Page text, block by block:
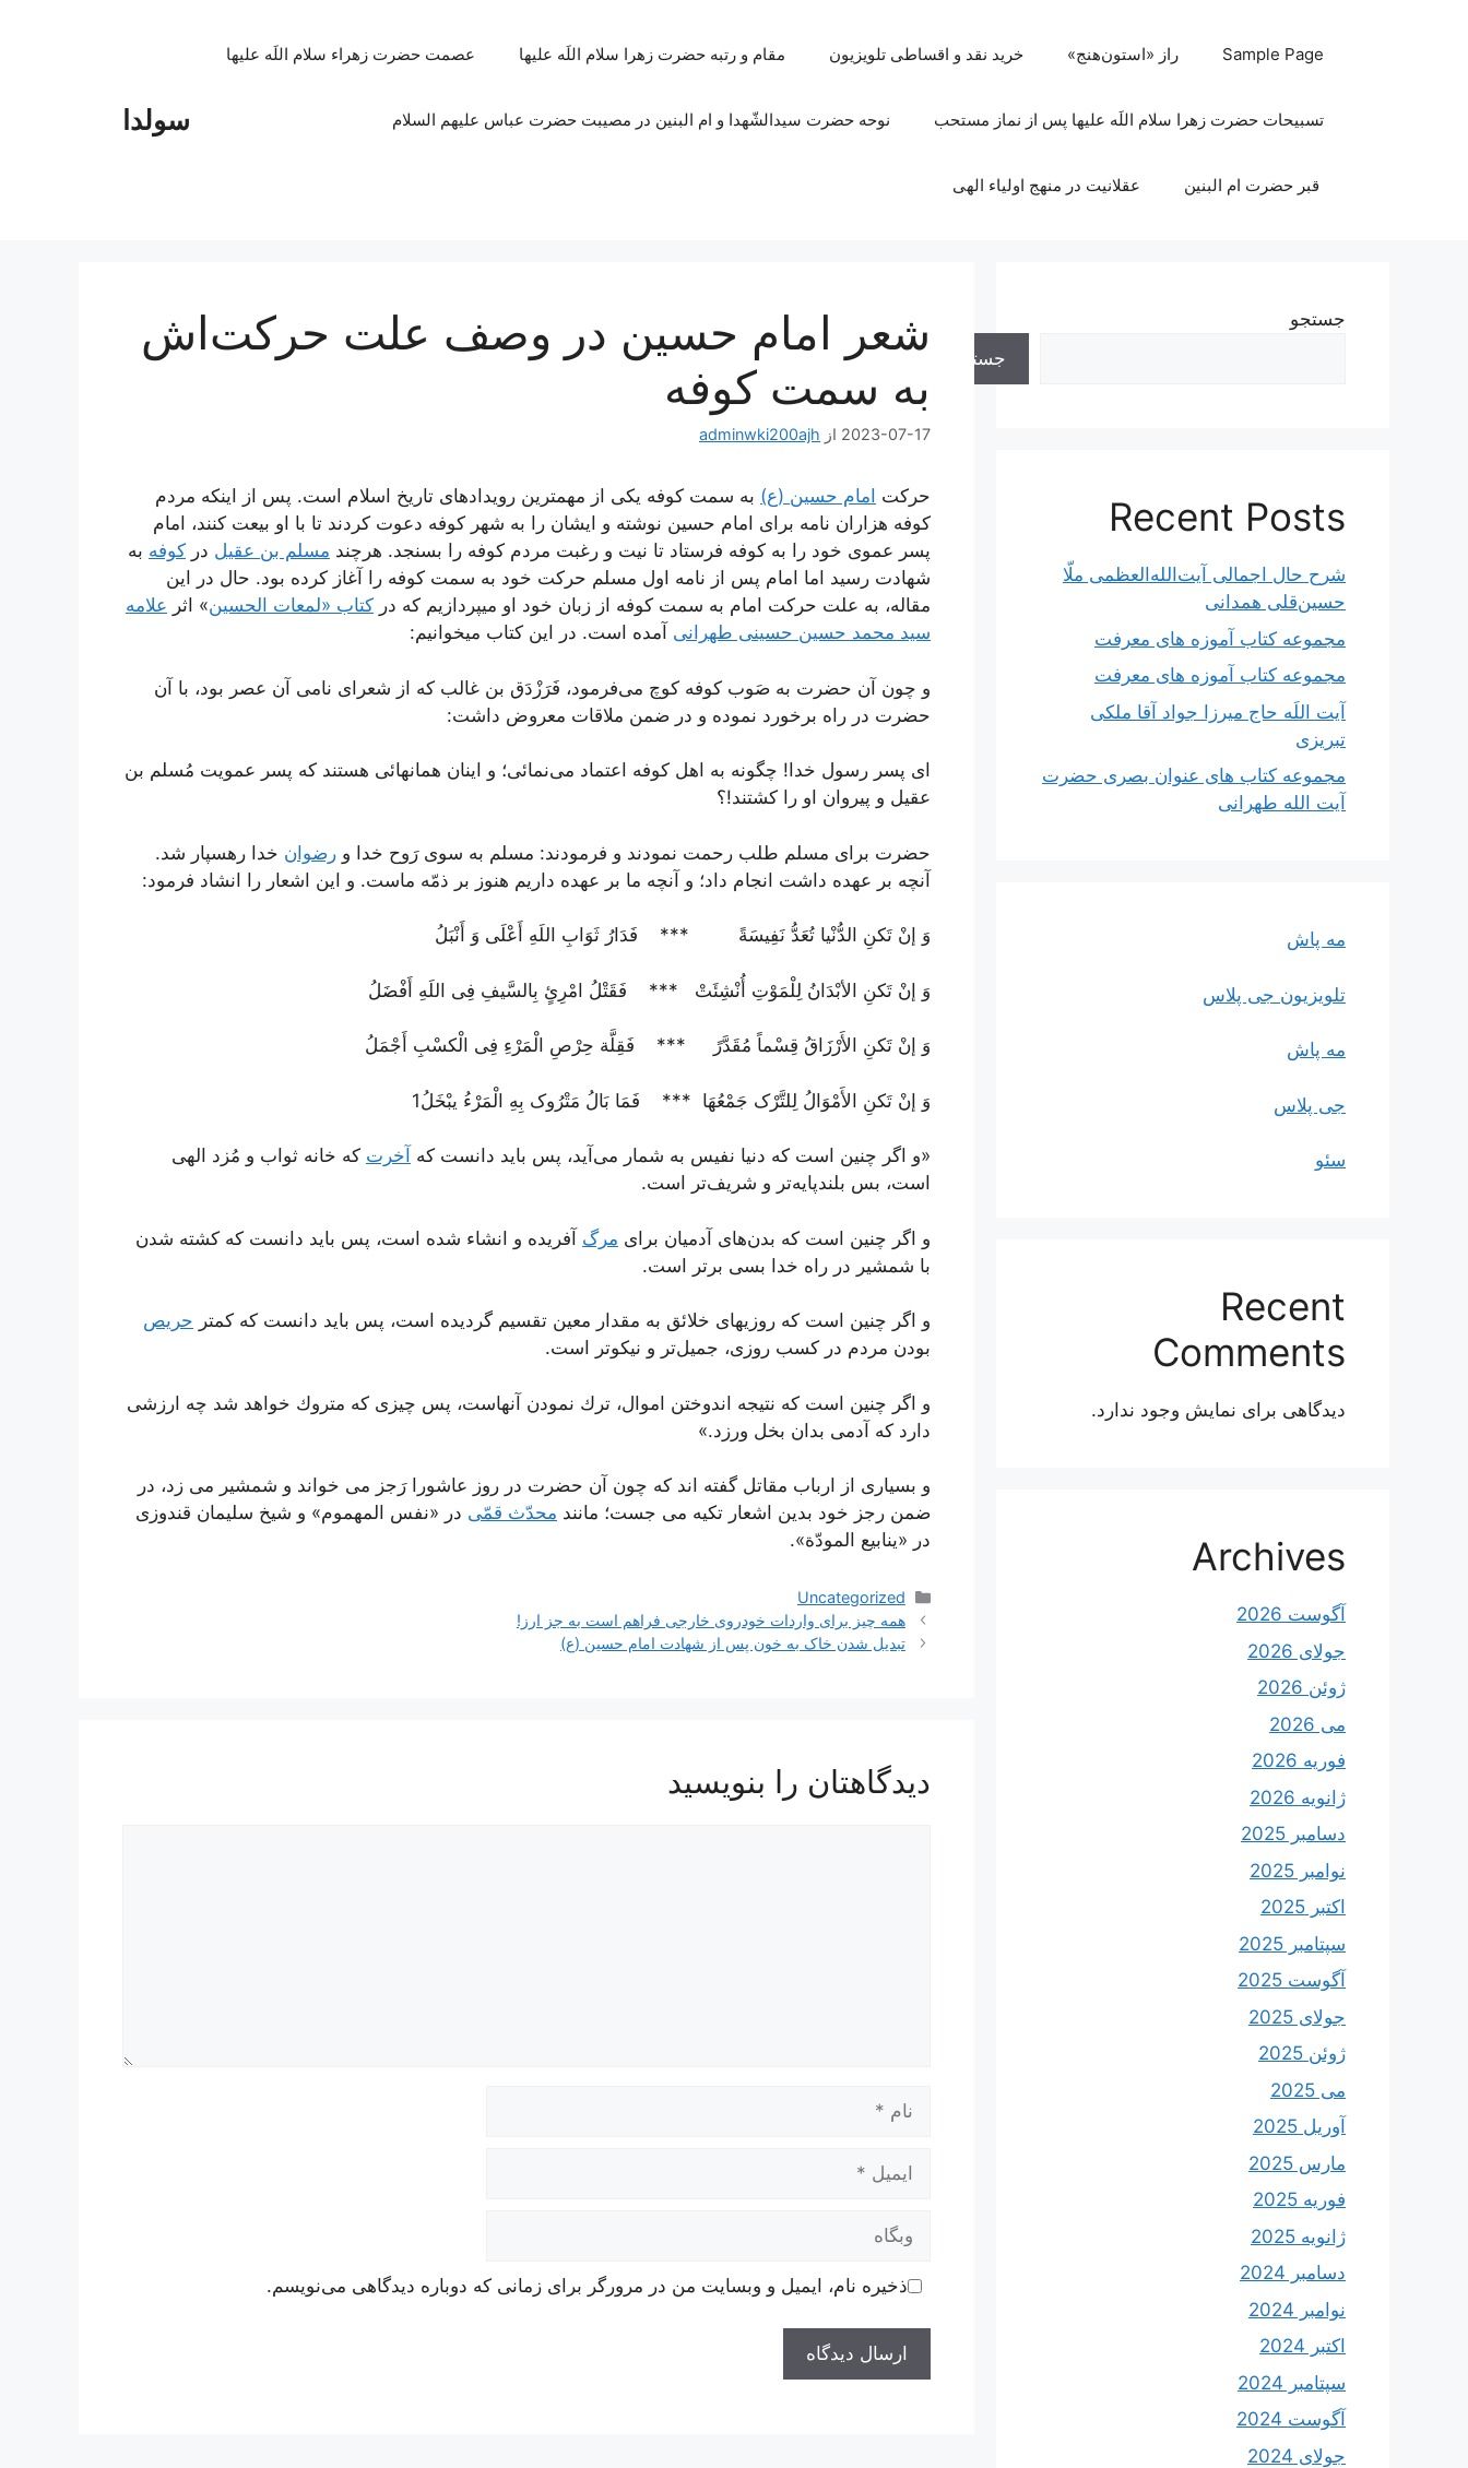
سولدا
Sample Page راز «استون‌هنج» خرید نقد و اقساطی تلویزیون مقام و رتبه حضرت زهرا سلام اللَه علیها عصمت حضرت زهراء سلام اللَه علیها
تسبیحات حضرت زهرا سلام اللَه علیها پس از نماز مستحب نوحه حضرت سیدالشّهدا و ام البنین در مصیبت حضرت عباس علیهم السلام
قبر حضرت ام البنین عقلانیت در منهج اولیاء الهی
شعر امام حسین در وصف علت حرکت‌اش
به سمت کوفه
2023-07-17 از adminwki200ajh
حرکت امام حسین (ع) به سمت کوفه یکی از مهمترین رویدادهای تاریخ اسلام است. پس از اینکه مردم
کوفه هزاران نامه برای امام حسین نوشته و ایشان را به شهر کوفه دعوت کردند تا با او بیعت کنند، امام
پسر عموی خود را به کوفه فرستاد تا نیت و رغبت مردم کوفه را بسنجد. هرچند مسلم بن عقیل در کوفه به
شهادت رسید اما امام پس از نامه اول مسلم حرکت خود به سمت کوفه را آغاز کرده بود. حال در این
مقاله، به علت حرکت امام به سمت کوفه از زبان خود او میپردازیم که در کتاب «لمعات الحسین» اثر علامه
سید محمد حسین حسینی طهرانی آمده است. در این کتاب میخوانیم:
و چون آن حضرت به صَوب كوفه كوچ مى‌فرمود، فَرَزْدَق بن غالب كه از شعراى نامى آن عصر بود، با آن
حضرت در راه برخورد نموده و در ضمن ملاقات معروض داشت:
اى پسر رسول خدا! چگونه به اهل كوفه اعتماد مى‌نمائى؛ و اینان همانهائى هستند كه پسر عمویت مُسلم بن
عقیل و پیروان او را كشتند!؟
حضرت براى مسلم طلب رحمت نمودند و فرمودند: مسلم به سوى رَوح خدا و رضوان خدا رهسپار شد.
آنچه بر عهده داشت انجام داد؛ و آنچه ما بر عهده داریم هنوز بر ذمّه ماست. و این اشعار را انشاد فرمود:
وَ إنْ تَکنِ الدُّنْیا تُعَدُّ نَفِیسَةً *** فَدَارُ ثَوَابِ اللَهِ أَعْلَى وَ أَنْبَلُ‌
وَ إنْ تَکنِ الأبْدَانُ لِلْمَوْتِ أُنْشِئَتْ‌ *** فَقَتْلُ امْرِئٍ بِالسَّیفِ فِى اللَهِ أَفْضَلُ‌
وَ إنْ تَکنِ الأَرْزَاقُ قِسْماً مُقَدَّرً *** فَقِلَّة حِرْصِ الْمَرْءِ فِى الْکسْبِ أَجْمَلُ‌
وَ إنْ تَکنِ الأَمْوَالُ لِلتَّرْک جَمْعُهَا *** فَمَا بَالُ مَتْرُوک بِهِ الْمَرْءُ یبْخَلُ‌1
«و اگر چنین است كه دنیا نفیس به شمار مى‌آید، پس باید دانست كه آخرت كه خانه ثواب و مُزد الهى
است، بس بلندپایه‌تر و شریف‌تر است.
و اگر چنین است كه بدن‌هاى آدمیان براى مرگ آفریده و انشاء شده است، پس باید دانست كه كشته شدن
با شمشیر در راه خدا بسى برتر است.
و اگر چنین است كه روزیهاى خلائق به مقدار معین تقسیم گردیده است، پس باید دانست كه كمتر حریص
بودن مردم در كسب روزى، جمیل‌تر و نیكوتر است.
و اگر چنین است كه نتیجه اندوختن اموال، ترك نمودن آنهاست، پس چیزى كه متروك خواهد شد چه ارزشى
دارد كه آدمى بدان بخل ورزد.»
و بسیارى از ارباب مقاتل گفته اند كه چون آن حضرت در روز عاشورا رَجز مى خواند و شمشیر مى زد، در
ضمن رجز خود بدین اشعار تكیه مى جست؛ مانند محدّث قمّى در «نفس المهموم» و شیخ سلیمان قندوزى
در «ینابیع المودّة».
دسته‌ها
Uncategorized
ناوبری
نوشته‌ها
همه چیز برای واردات خودروی خارجی فراهم است به جز ارز!
تبدیل شدن خاک به خون پس از شهادت امام حسین (ع)
دیدگاهتان را بنویسید
ایمیل
وبگاه
ذخیره نام، ایمیل و وبسایت من در مرورگر برای زمانی که دوباره دیدگاهی می‌نویسم.
جستجو
جستجو
Recent Posts
شرح حال اجمالی آیت‌الله‌العظمی ملّا
حسین‌قلی همدانی
مجموعه کتاب آموزه های معرفت
مجموعه کتاب آموزه های معرفت
آیت اللَه حاج میرزا جواد آقا ملکی
تبریزی
مجموعه کتاب های عنوان بصری حضرت
آیت الله طهرانی
مه پاش
تلویزیون جی پلاس
مه پاش
جی پلاس
سئو
Recent
Comments
دیدگاهی برای نمایش وجود ندارد.
Archives
آگوست 2026
جولای 2026
ژوئن 2026
می 2026
فوریه 2026
ژانویه 2026
دسامبر 2025
نوامبر 2025
اکتبر 2025
سپتامبر 2025
آگوست 2025
جولای 2025
ژوئن 2025
می 2025
آوریل 2025
مارس 2025
فوریه 2025
ژانویه 2025
دسامبر 2024
نوامبر 2024
اکتبر 2024
سپتامبر 2024
آگوست 2024
جولای 2024